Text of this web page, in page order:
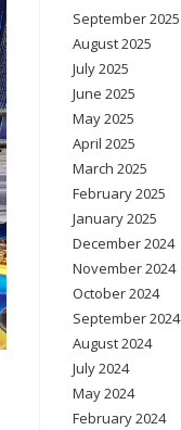
September 2025
August 2025
July 2025
June 2025
May 2025
April 2025
March 2025
February 2025
January 2025
December 2024
November 2024
October 2024
September 2024
August 2024
July 2024
May 2024
February 2024